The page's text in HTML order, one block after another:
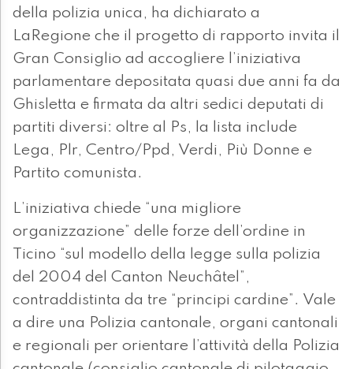
della polizia unica, ha dichiarato a
LaRegione che il progetto di rapporto invita il
Gran Consiglio ad accogliere l’iniziativa
parlamentare depositata quasi due anni fa da
Ghisletta e firmata da altri sedici deputati di
partiti diversi: oltre al Ps, la lista include
Lega, Plr, Centro/Ppd, Verdi, Più Donne e
Partito comunista.
L’iniziativa chiede “una migliore
organizzazione” delle forze dell’ordine in
Ticino “sul modello della legge sulla polizia
del 2004 del Canton Neuchâtel”,
contraddistinta da tre “principi cardine”. Vale
a dire una Polizia cantonale, organi cantonali
e regionali per orientare l’attività della Polizia